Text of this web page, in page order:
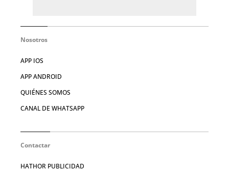
Nosotros
APP IOS
APP ANDROID
QUIÉNES SOMOS
CANAL DE WHATSAPP
Contactar
HATHOR PUBLICIDAD